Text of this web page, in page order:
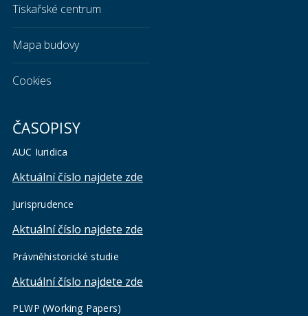
Tiskařské centrum
Mapa budovy
Cookies
ČASOPISY
AUC Iuridica
Aktuální číslo najdete zde
Jurisprudence
Aktuální číslo najdete zde
Právněhistorické studie
Aktuální číslo najdete zde
PLWP (Working Papers)